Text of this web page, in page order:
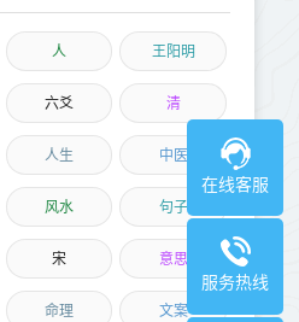
人 王阳明
六爻 清
人生 中医
风水 句子
宋 意思
命理 文案
在线客服
服务热线